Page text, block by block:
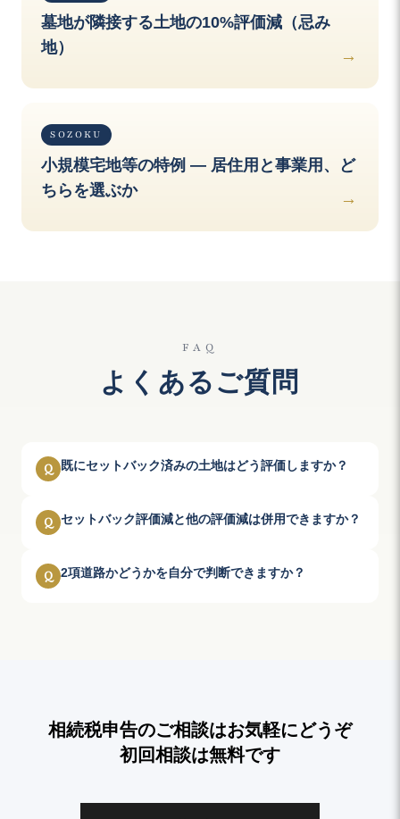
墓地が隣接する土地の10%評価減（忌み
地）
SOZOKU
小規模宅地等の特例 — 居住用と事業用、ど
ちらを選ぶか
FAQ
よくあるご質問
Q 既にセットバック済みの土地はどう評価しますか？
Q セットバック評価減と他の評価減は併用できますか？
Q 2項道路かどうかを自分で判断できますか？
相続税申告のご相談はお気軽にどうぞ
初回相談は無料です